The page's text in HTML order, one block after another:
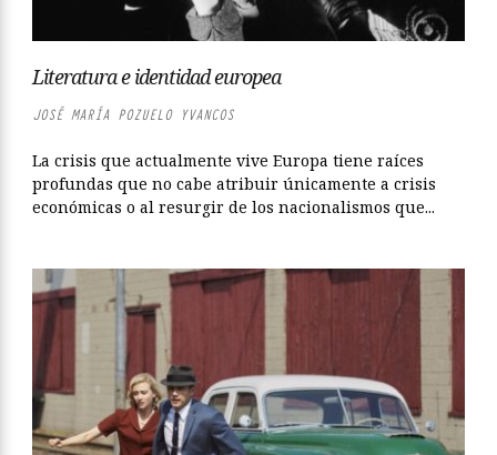
Literatura e identidad europea
JOSÉ MARÍA POZUELO YVANCOS
La crisis que actualmente vive Europa tiene raíces
profundas que no cabe atribuir únicamente a crisis
económicas o al resurgir de los nacionalismos que...